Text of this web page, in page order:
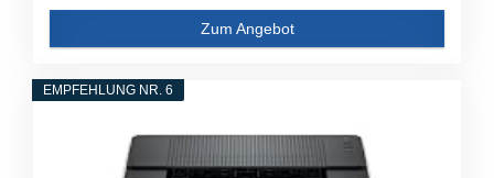
Zum Angebot
EMPFEHLUNG NR. 6